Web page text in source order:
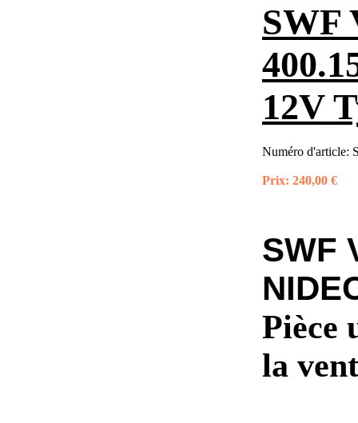
SWF
12V
Numéro d'article:
Prix: 240,00 €
SWF
Pièce
la